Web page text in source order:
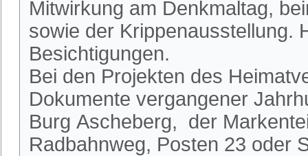
Mitwirkung am Denkmaltag,
sowie der Krippenausstellung.
Besichtigungen.
Bei den Projekten des
Dokumente vergangener
Burg Ascheberg, der
Radbahnweg, Posten 23 oder